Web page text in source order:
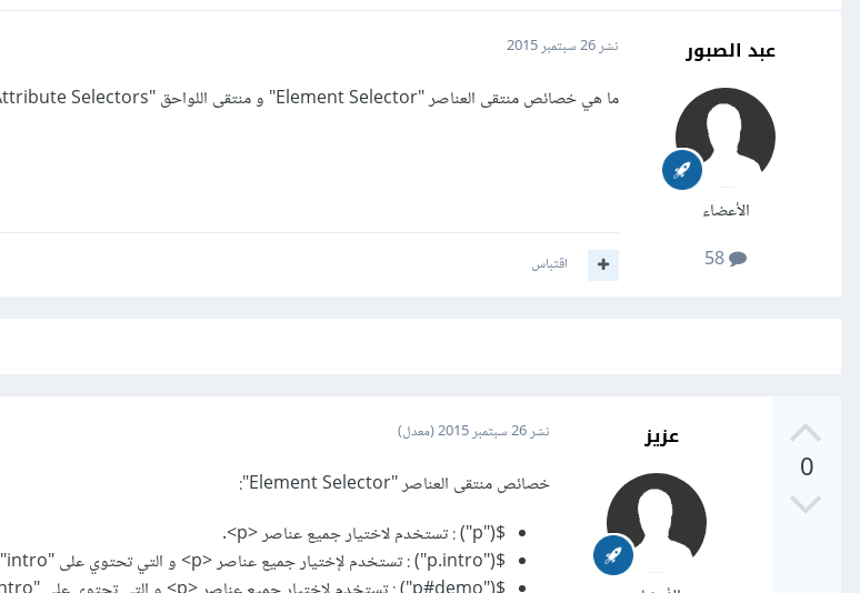
عبد الصبور
الأعضاء
نشر26 سبتمبر 2015
ما هي خصائص منتقى العناصر "Element Selector" و منتقى اللواحق "Attribute Selectors" في "CSS"؟
اقتباس
0
عزيز نشر26 سبتمبر 2015 (معدل)
خصائص منتقى العناصر "Element Selector":
$("p") : تستخدم لاختيار جميع عناصر <p>.
$("p.intro") : تستخدم لإختيار جميع عناصر <p> و التي تحتوي على "class"="intro".